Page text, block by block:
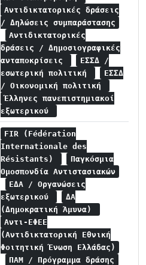
Αντιδικτατορικές δράσεις
/ Δηλώσεις συμπαράστασης
Αντιδικτατορικές
δράσεις / Δημοσιογραφικές
ανταποκρίσεις
ΕΣΣΔ /
εσωτερική πολιτική
ΕΣΣΔ
/ Οικονομική πολιτική
Έλληνες πανεπιστημιακοί
εξωτερικού
FIR (Fédération
Internationale des
Résistants)
Παγκόσμια
Ομοσπονδία Αντιστασιακών
ΕΔΑ / Οργανώσεις
εξωτερικού
ΔΑ
(Δημοκρατική Άμυνα)
Αντι-ΕΦΕΕ
(Αντιδικτατορική Εθνική
Φοιτητική Ένωση Ελλάδας)
ΠΑΜ / Πρόγραμμα δράσης